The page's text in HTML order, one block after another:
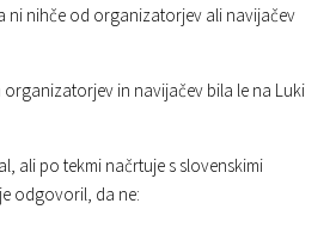
ni nihče od organizatorjev ali navijačev
in navijačev bila le na Luki
ali po tekmi načrtuje s slovenskimi
odgovoril, da ne: